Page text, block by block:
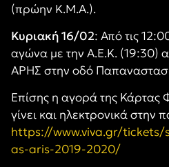
(πρώην Κ.Μ.Α.).
Κυριακή 16/02: Από τις
αγώνα με την Α.Ε.Κ. (19:30)
ΑΡΗΣ στην οδό
Επίσης η αγορά της Κάρτας
γίνει και ηλεκτρονικά στην
https://www.viva.gr/
as-aris-2019-2020/